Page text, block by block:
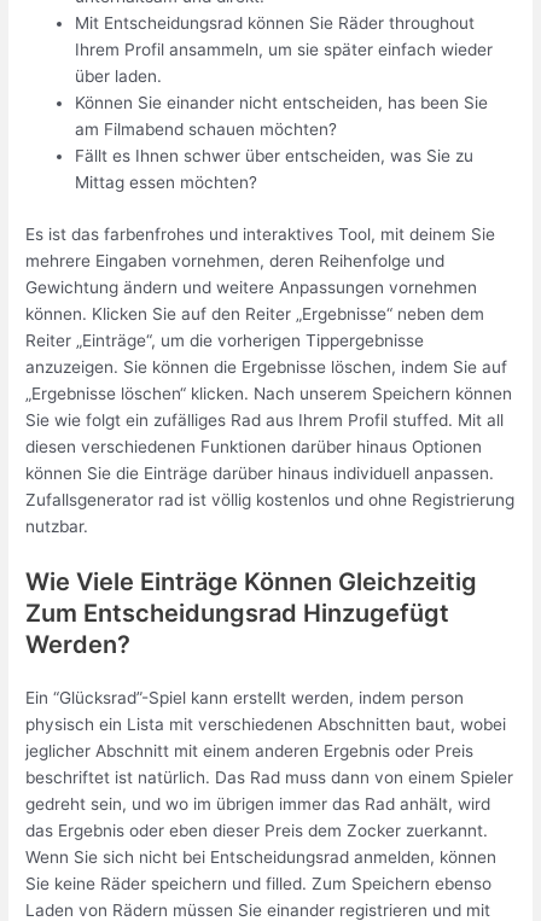
Mit Entscheidungsrad können Sie Räder throughout
Ihrem Profil ansammeln, um sie später einfach wieder
über laden.
Können Sie einander nicht entscheiden, has been Sie
am Filmabend schauen möchten?
Fällt es Ihnen schwer über entscheiden, was Sie zu
Mittag essen möchten?
Es ist das farbenfrohes und interaktives Tool, mit deinem Sie
mehrere Eingaben vornehmen, deren Reihenfolge und
Gewichtung ändern und weitere Anpassungen vornehmen
können. Klicken Sie auf den Reiter „Ergebnisse“ neben dem
Reiter „Einträge“, um die vorherigen Tippergebnisse
anzuzeigen. Sie können die Ergebnisse löschen, indem Sie auf
„Ergebnisse löschen“ klicken. Nach unserem Speichern können
Sie wie folgt ein zufälliges Rad aus Ihrem Profil stuffed. Mit all
diesen verschiedenen Funktionen darüber hinaus Optionen
können Sie die Einträge darüber hinaus individuell anpassen.
Zufallsgenerator rad ist völlig kostenlos und ohne Registrierung
nutzbar.
Wie Viele Einträge Können Gleichzeitig
Zum Entscheidungsrad Hinzugefügt
Werden?
Ein “Glücksrad”-Spiel kann erstellt werden, indem person
physisch ein Lista mit verschiedenen Abschnitten baut, wobei
jeglicher Abschnitt mit einem anderen Ergebnis oder Preis
beschriftet ist natürlich. Das Rad muss dann von einem Spieler
gedreht sein, und wo im übrigen immer das Rad anhält, wird
das Ergebnis oder eben dieser Preis dem Zocker zuerkannt.
Wenn Sie sich nicht bei Entscheidungsrad anmelden, können
Sie keine Räder speichern und filled. Zum Speichern ebenso
Laden von Rädern müssen Sie einander registrieren und mit